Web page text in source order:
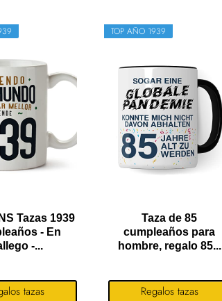
Tazas 1939
- En
-...
tazas
TOP AÑO 1939
Taza de 85
cumpleaños para
hombre, regalo 85...
Regalos tazas